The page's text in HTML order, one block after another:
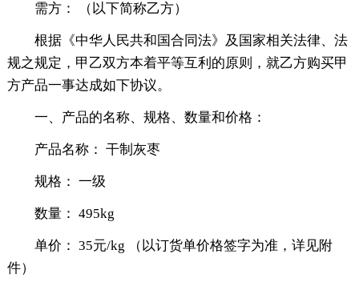
需方： （以下简称乙方）
根据《中华人民共和国合同法》及国家相关法律、法
规之规定，甲乙双方本着平等互利的原则，就乙方购买甲
方产品一事达成如下协议。
一、产品的名称、规格、数量和价格：
产品名称： 干制灰枣
规格： 一级
数量： 495kg
单价： 35元/kg （以订货单价格签字为准，详见附
件）